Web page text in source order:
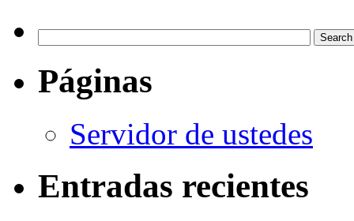
Páginas
Servidor de ustedes
Entradas recientes